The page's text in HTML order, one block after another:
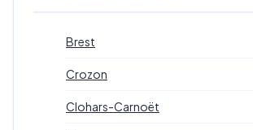
Brest
Crozon
Clohars-Carnoët